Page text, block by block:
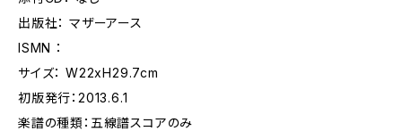
出版社： マザーアース
ISMN ：
サイズ： W22xH29.7cm
初版発行：2013.6.1
楽譜の種類：五線譜スコアのみ